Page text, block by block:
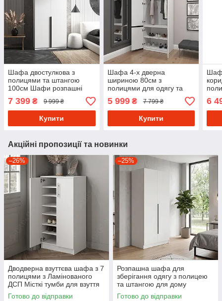
Шафа двостулкова з
полицями та штангою
100см Шафи розпашні
дизайнерські з
Ламінованого ДСП
7 399 ₴ 9 999 ₴
Купити
Шафа 4-х дверна
шириною 80см з
полицями для одягу та
взуття Шафи розпашні
сучасні з ламінованого
ДСП
5 999₴ 7 799 ₴
Купити
6
Акційні пропозиції та новинки
–26%
Дводверна взуттєва шафа з 7
полицями з Ламінованого
ДСП Місткі тумби для взуття
Взуттєвниці в передпокій
Готово до відправки
–25%
Розпашна шафа для
зберігання одягу з полицею
та штангою для дому
Готово до відправки